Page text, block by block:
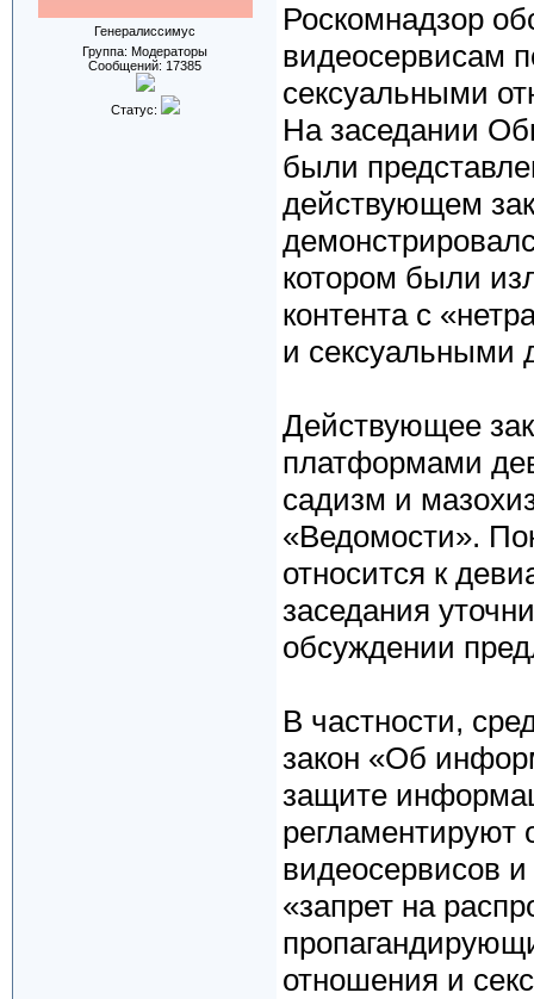
Генералиссимус
Группа: Модераторы
Сообщений: 17385
Статус:
Роскомнадзор
видеосервисам
сексуальными
На заседании
были
действующем
котором были
контента с
и сексуальными
Действующее
платформами
садизм и
«Ведомости».
относится к
заседания
обсуждении
В частности,
закон «Об
защите
регламентируют
видеосервисов
«запрет на
отношения и